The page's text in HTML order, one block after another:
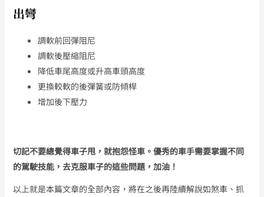
出彎
調軟前回彈阻尼
調軟後壓縮阻尼
降低車尾高度或升高車頭高度
更換較軟的後彈簧或防傾桿
增加後下壓力
切記不要總覺得車子甩，就抱怨怪車。優秀的車手需要掌握不同
的駕駛技能，去克服車子的這些問題，加油！
以上就是本篇文章的全部內容，將在之後再陸續解說如煞車、抓